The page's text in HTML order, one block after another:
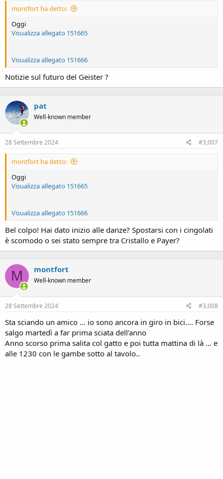
montfort ha detto:
Oggi
Visualizza allegato 151665
Visualizza allegato 151666
Notizie sul futuro del Geister ?
pat
Well-known member
28 Settembre 2024 #3,007
montfort ha detto:
Oggi
Visualizza allegato 151665
Visualizza allegato 151666
Bel colpo! Hai dato inizio alle danze? Spostarsi con i cingolati
è scomodo o sei stato sempre tra Cristallo e Payer?
M montfort
Well-known member
28 Settembre 2024 #3,008
Sta sciando un amico … io sono ancora in giro in bici…. Forse
salgo martedì a far prima sciata dell’anno
Anno scorso prima salita col gatto e poi tutta mattina di là … e
alle 1230 con le gambe sotto al tavolo..